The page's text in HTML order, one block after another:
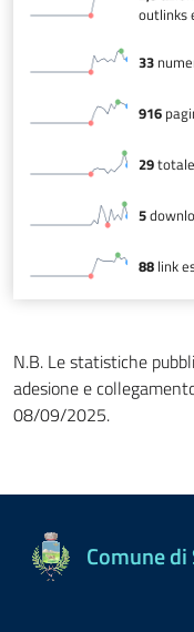
N.B. Le statistiche
adesione e
08/09/2025.
Comune di